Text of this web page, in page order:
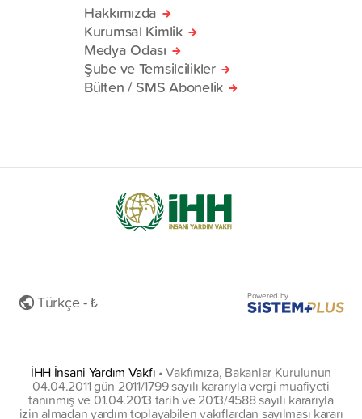
Hakkımızda
Kurumsal Kimlik
Medya Odası
Şube ve Temsilcilikler
Bülten / SMS Abonelik
Türkçe - ₺ Powered by
İHH İnsani Yardım Vakfı •Vakfımıza, Bakanlar Kurulunun
04.04.2011 gün 2011/1799 sayılı kararıyla vergi muafiyeti
tanınmış ve 01.04.2013 tarih ve 2013/4588 sayılı kararıyla
izin almadan yardım toplayabilen vakıflardan sayılması kararı